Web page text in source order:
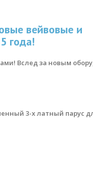
вейвовые и
года!
Вслед за новым
3-х латный парус